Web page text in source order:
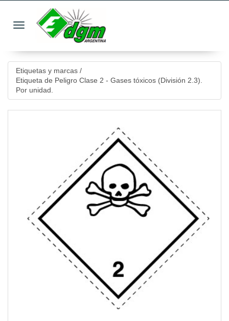
Toggle navigation
Etiquetas y marcas /
Etiqueta de Peligro Clase 2 - Gases tóxicos (División 2.3).
Por unidad.